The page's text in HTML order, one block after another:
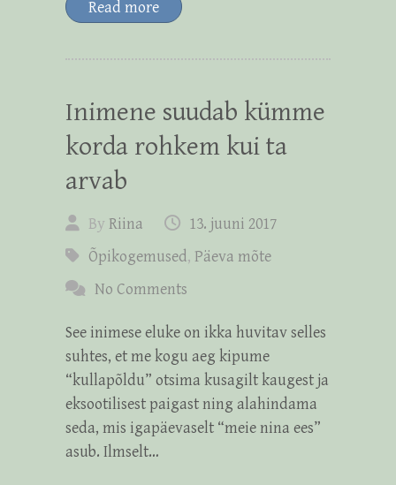
Read more
Inimene suudab kümme
korda rohkem kui ta
arvab
By Riina
13. juuni 2017
Õpikogemused, Päeva mõte
No Comments
See inimese eluke on ikka huvitav selles
suhtes, et me kogu aeg kipume
“kullapõldu” otsima kusagilt kaugest ja
eksootilisest paigast ning alahindama
seda, mis igapäevaselt “meie nina ees”
asub. Ilmselt…